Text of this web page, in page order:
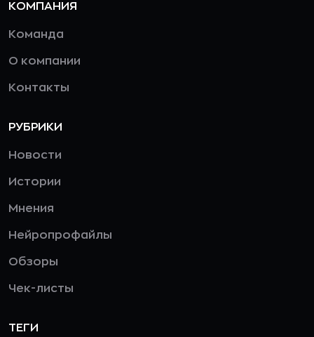
КОМПАНИЯ
Команда
О компании
Контакты
РУБРИКИ
Новости
Истории
Мнения
Нейропрофайлы
Обзоры
Чек-листы
ТЕГИ